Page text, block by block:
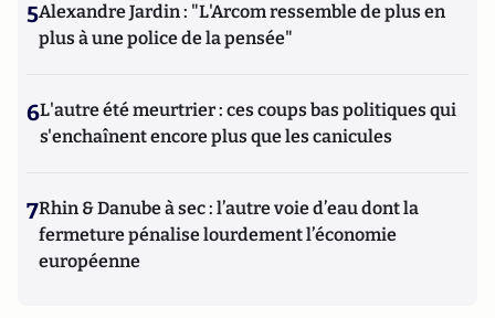
5Alexandre Jardin : "L'Arcom ressemble de plus en
plus à une police de la pensée"
6L'autre été meurtrier : ces coups bas politiques qui
s'enchaînent encore plus que les canicules
7Rhin & Danube à sec : l’autre voie d’eau dont la
fermeture pénalise lourdement l’économie
européenne